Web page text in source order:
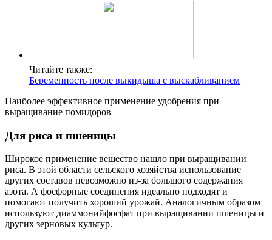
Читайте также:
Беременность после выкидыша с выскабливанием
Наиболее эффективное применение удобрения при
выращивание помидоров
Для риса и пшеницы
Широкое применение вещество нашло при выращивании
риса. В этой области сельского хозяйства использование
других составов невозможно из-за большого содержания
азота. А фосфорные соединения идеально подходят и
помогают получить хороший урожай. Аналогичным образом
используют диаммонийфосфат при выращивании пшеницы и
других зерновых культур.